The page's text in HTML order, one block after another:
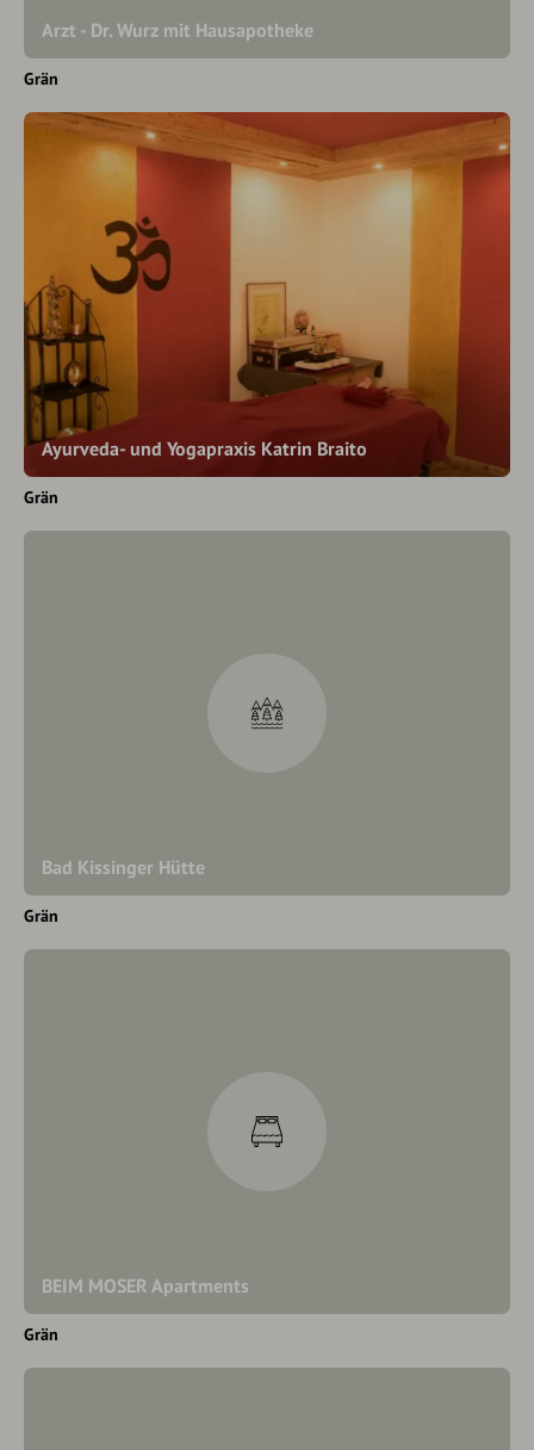
Arzt - Dr. Wurz mit Hausapotheke
Grän
Ayurveda- und Yogapraxis Katrin Braito
Grän
Bad Kissinger Hütte
Grän
BEIM MOSER Apartments
Grän